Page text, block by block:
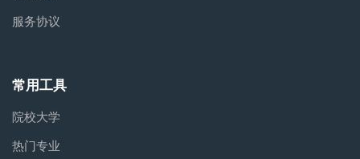
服务协议
常用工具
院校大学
热门专业